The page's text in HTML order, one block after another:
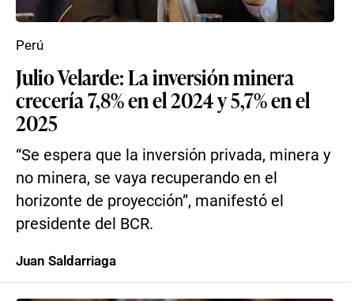
Julio Velarde: La inversión minera
crecería 7,8% en el 2024 y 5,7% en el
2025
“Se espera que la inversión privada, minera y
no minera, se vaya recuperando en el
horizonte de proyección”, manifestó el
presidente del BCR.
Perú
Juan Saldarriaga